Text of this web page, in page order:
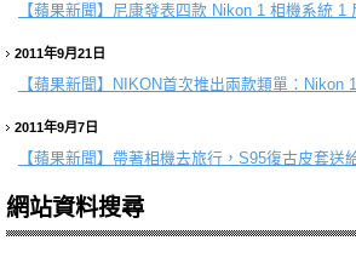
【蘋果新聞】 尼康發表四款 Nikon 1 相機系統 1
2011年9月21日
【蘋果新聞】 NIKON首次推出兩款類單：Nikon
2011年9月7日
【蘋果新聞】 帶著相機去旅行，S95復古皮套送
網站資料搜尋